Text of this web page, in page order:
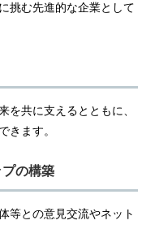
挑む先進的な企業として
を共に支えるとともに、
きます。
の構築
等との意見交流やネット